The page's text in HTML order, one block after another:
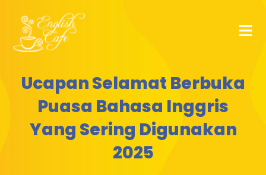
Ucapan Selamat Berbuka
Puasa Bahasa Inggris
Yang Sering Digunakan
2025